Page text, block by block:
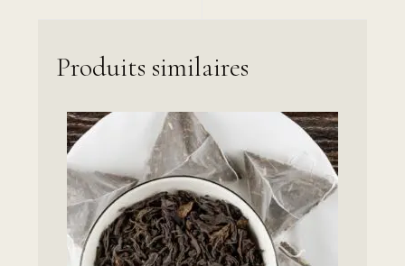
Produits similaires